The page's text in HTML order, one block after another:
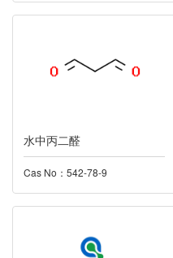
水中丙二醛
Cas No：542-78-9